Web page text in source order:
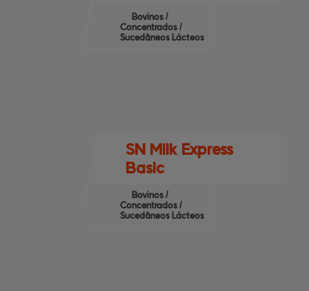
Bovinos /
Concentrados /
Sucedâneos Lácteos
SN Milk Express
Basic
Bovinos /
Concentrados /
Sucedâneos Lácteos